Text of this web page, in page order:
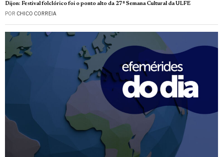
Dijon: Festival folclórico foi o ponto alto da 27ª Semana Cultural da ULFE
POR CHICO CORREIA